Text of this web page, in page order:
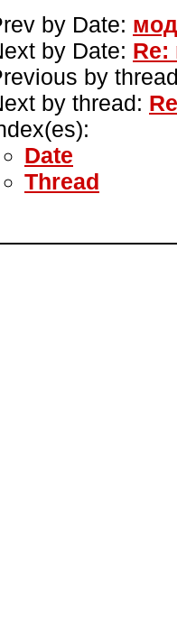
by Date:
by Date: Re:
by
by thread:
Date
Thread